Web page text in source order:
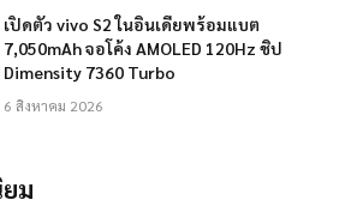
เปิดตัว vivo S2 ในอินเดียพร้อมแบต
7,050mAh จอโค้ง AMOLED 120Hz ชิป
Dimensity 7360 Turbo
6 สิงหาคม 2026
ม